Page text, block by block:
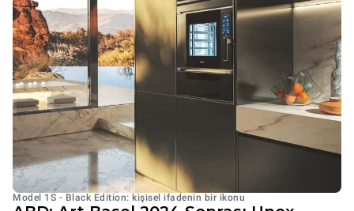
Model 1S - Black Edition: kişisel ifadenin bir ikonu